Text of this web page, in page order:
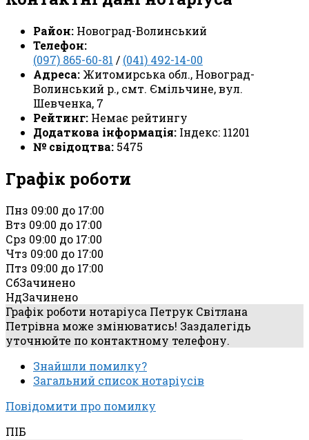
Район: Новоград-Волинський
Телефон:
(097) 865-60-81 / (041) 492-14-00
Адреса: Житомирська обл., Новоград-
Волинський р., смт. Ємільчине, вул.
Шевченка, 7
Рейтинг: Немає рейтингу
Додаткова інформація: Індекс: 11201
№ свідоцтва: 5475
Графік роботи
Пнз 09:00 до 17:00
Втз 09:00 до 17:00
Срз 09:00 до 17:00
Чтз 09:00 до 17:00
Птз 09:00 до 17:00
СбЗачинено
НдЗачинено
Графік роботи нотаріуса Петрук Світлана
Петрівна може змінюватись! Заздалегідь
уточнюйте по контактному телефону.
Знайшли помилку?
Загальний список нотаріусів
Повідомити про помилку
ПІБ